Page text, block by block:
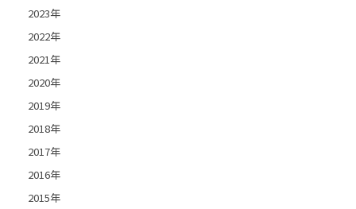
2023年
2022年
2021年
2020年
2019年
2018年
2017年
2016年
2015年